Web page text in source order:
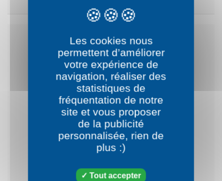
Clem et Lem
Les cookies nous
permettent d’améliorer
votre expérience de
navigation, réaliser des
statistiques de
fréquentation de notre
site et vous proposer
de la publicité
personnalisée, rien de
plus :)
Tout accepter